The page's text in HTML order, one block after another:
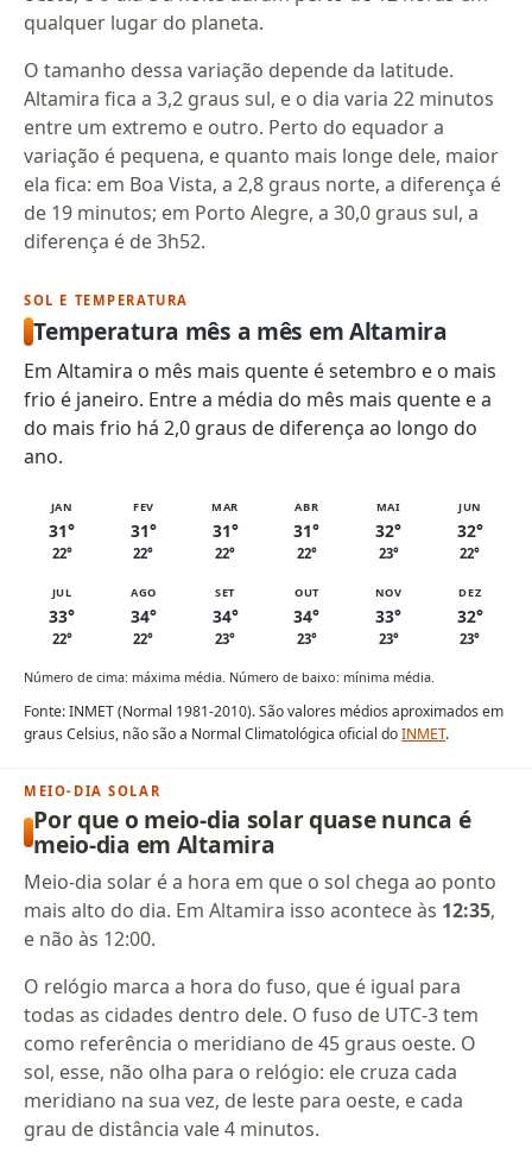
qualquer lugar do planeta.
O tamanho dessa variação depende da latitude.
Altamira fica a 3,2 graus sul, e o dia varia 22 minutos
entre um extremo e outro. Perto do equador a
variação é pequena, e quanto mais longe dele, maior
ela fica: em Boa Vista, a 2,8 graus norte, a diferença é
de 19 minutos; em Porto Alegre, a 30,0 graus sul, a
diferença é de 3h52.
SOL E TEMPERATURA
Temperatura mês a mês em Altamira
Em Altamira o mês mais quente é setembro e o mais
frio é janeiro. Entre a média do mês mais quente e a
do mais frio há 2,0 graus de diferença ao longo do
ano.
JAN
31°
22°
FEV
31°
22°
MAR
31°
22°
ABR
31°
22°
MAI
32°
23°
JUN
32°
22°
JUL
33°
22°
AGO
34°
22°
SET
34°
23°
OUT
34°
23°
NOV
33°
23°
DEZ
32°
23°
Número de cima: máxima média. Número de baixo: mínima média.
Fonte: INMET (Normal 1981-2010). São valores médios aproximados em
graus Celsius, não são a Normal Climatológica oficial doINMET.
MEIO-DIA SOLAR
Por que o meio-dia solar quase nunca é
meio-dia em Altamira
Meio-dia solar é a hora em que o sol chega ao ponto
mais alto do dia. Em Altamira isso acontece às 12:35,
e não às 12:00.
O relógio marca a hora do fuso, que é igual para
todas as cidades dentro dele. O fuso de UTC-3 tem
como referência o meridiano de 45 graus oeste. O
sol, esse, não olha para o relógio: ele cruza cada
meridiano na sua vez, de leste para oeste, e cada
grau de distância vale 4 minutos.